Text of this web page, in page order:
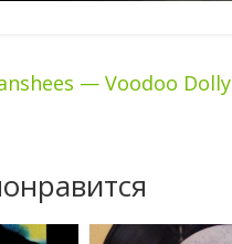
— Voodoo Dolly